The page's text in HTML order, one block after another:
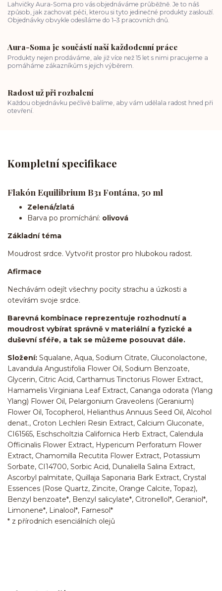
Lahvičky Aura-Soma pro vás objednáváme průběžně. Je to náš
způsob, jak zachovat péči, kterou si tyto jedinečné produkty zaslouží.
Objednávky obvykle odesíláme do 1–3 pracovních dnů.
Aura-Soma je součástí naší každodenní práce
Produkty nejen prodáváme, ale již více než 15 let s nimi pracujeme a
pomáháme zákazníkům s jejich výběrem.
Radost už při rozbalení
Každou objednávku pečlivě balíme, aby vám udělala radost hned při
otevření.
Kompletní specifikace
Flakón Equilibrium B31 Fontána, 50 ml
Zelená/zlatá
Barva po promíchání: olivová
Základní téma
Moudrost srdce. Vytvořit prostor pro hlubokou radost.
Afirmace
Nechávám odejít všechny pocity strachu a úzkosti a
otevírám svoje srdce.
Barevná kombinace reprezentuje rozhodnutí a
moudrost vybírat správně v materiální a fyzické a
duševní sféře, a tak se můžeme posouvat dále.
Složení: Squalane, Aqua, Sodium Citrate, Gluconolactone,
Lavandula Angustifolia Flower Oil, Sodium Benzoate,
Glycerin, Citric Acid, Carthamus Tinctorius Flower Extract,
Hamamelis Virginiana Leaf Extract, Cananga odorata (Ylang
Ylang) Flower Oil, Pelargonium Graveolens (Geranium)
Flower Oil, Tocopherol, Helianthus Annuus Seed Oil, Alcohol
denat., Croton Lechleri Resin Extract, Calcium Gluconate,
CI61565, Eschscholtzia Californica Herb Extract, Calendula
Officinalis Flower Extract, Hypericum Perforatum Flower
Extract, Chamomilla Recutita Flower Extract, Potassium
Sorbate, CI14700, Sorbic Acid, Dunaliella Salina Extract,
Ascorbyl palmitate, Quillaja Saponaria Bark Extract, Crystal
Essences (Rose Quartz, Zincite, Orange Calcite, Topaz),
Benzyl benzoate*, Benzyl salicylate*, Citronellol*, Geraniol*,
Limonene*, Linalool*, Farnesol*
* z přírodních esenciálních olejů